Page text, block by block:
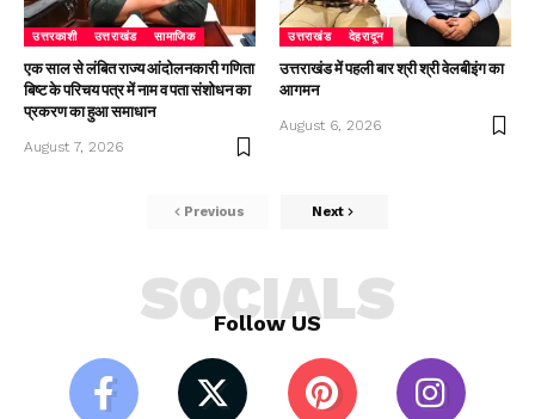
उत्तरकाशी उत्तराखंड सामाजिक
एक साल से लंबित राज्य आंदोलनकारी गणिता
बिष्ट के परिचय पत्र में नाम व पता संशोधन का
प्रकरण का हुआ समाधान
August 7, 2026
उत्तराखंड देहरादून
उत्तराखंड में पहली बार श्री श्री वेलबीइंग का
आगमन
August 6, 2026
Previous Next
Follow US
SOCIALS